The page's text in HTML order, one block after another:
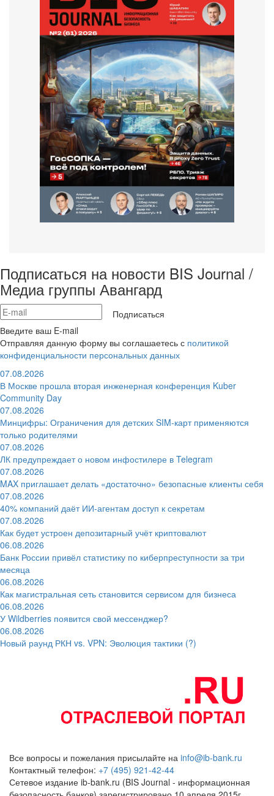
Подписаться на новости BIS Journal /
Медиа группы Авангард
Подписаться
Введите ваш E-mail
Отправляя данную форму вы соглашаетесь с политикой
конфиденциальности персональных данных
07.08.2026
В Москве прошла вторая инженерная конференция Kuber
Community Day
07.08.2026
Минцифры: Ограничения для детских SIM-карт применяются
только родителями
07.08.2026
ЛК предупреждает о новом инфостилере в Telegram
07.08.2026
MAX приглашает делать «достаточно» безопасные клиенты себя
07.08.2026
40% компаний даёт ИИ‑агентам доступ к секретам
07.08.2026
Как будет устроен депозитарный учёт криптовалют
06.08.2026
Банк России привёл статистику по киберпреступности за три
месяца
06.08.2026
Как магистральная сеть становится сервисом для бизнеса
06.08.2026
У Wildberries появится свой мессенджер?
06.08.2026
Новый раунд РКН vs. VPN: Эволюция тактики (?)
Все вопросы и пожелания присылайте на info@ib-bank.ru
Контактный телефон: +7 (495) 921-42-44
Сетевое издание ib-bank.ru (BIS Journal - информационная